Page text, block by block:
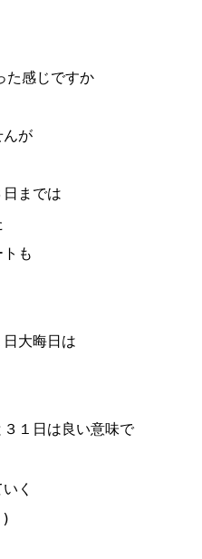
た感じですか
んが
までは
も
大晦日は
１日は良い意味で
く
)